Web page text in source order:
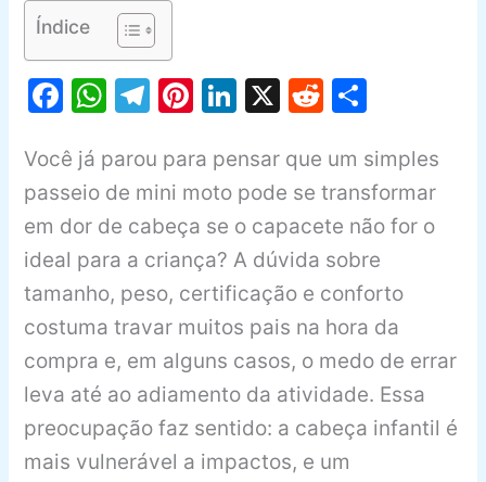
Índice
F
c
e
b
o
o
k
W
at
s
A
p
p
T
e
gr
a
m
Pi
er
e
st
Li
k
e
dI
n
X
R
d
di
t
ar
e
Você já parou para pensar que um simples
passeio de mini moto pode se transformar
em dor de cabeça se o capacete não for o
ideal para a criança? A dúvida sobre
tamanho, peso, certificação e conforto
costuma travar muitos pais na hora da
compra e, em alguns casos, o medo de errar
leva até ao adiamento da atividade. Essa
preocupação faz sentido: a cabeça infantil é
mais vulnerável a impactos, e um